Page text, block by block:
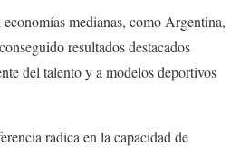
medianas, como Argentina,
resultados destacados
del talento y a modelos deportivos
radica en la capacidad de